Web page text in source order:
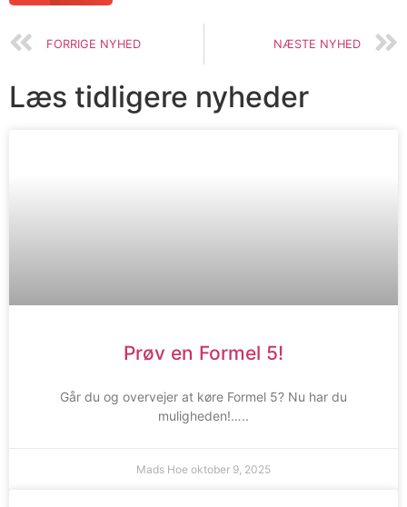
FORRIGE NYHED NÆSTE NYHED
Læs tidligere nyheder
Prøv en Formel 5!
Går du og overvejer at køre Formel 5? Nu har du
muligheden!…..
Mads Hoe oktober 9, 2025